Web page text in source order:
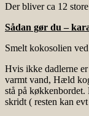
Der bliver ca 12
Sådan gør du –
Smelt kokosolien
Hvis ikke dadlerne
varmt vand, Hæld
stå på
skridt ( resten kan